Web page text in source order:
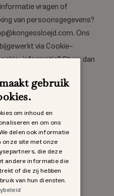
vragen of
van persoonsgegevens?
Ons
via Cookie-
informatie? Stuur dan
gebruik
om inhoud en
en om ons
delen ook informatie
onze site met onze
die deze
andere informatie die
of die zij hebben
van hun diensten.